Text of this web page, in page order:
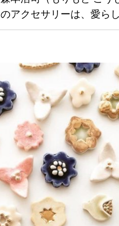
のアクセサリーは、愛ら